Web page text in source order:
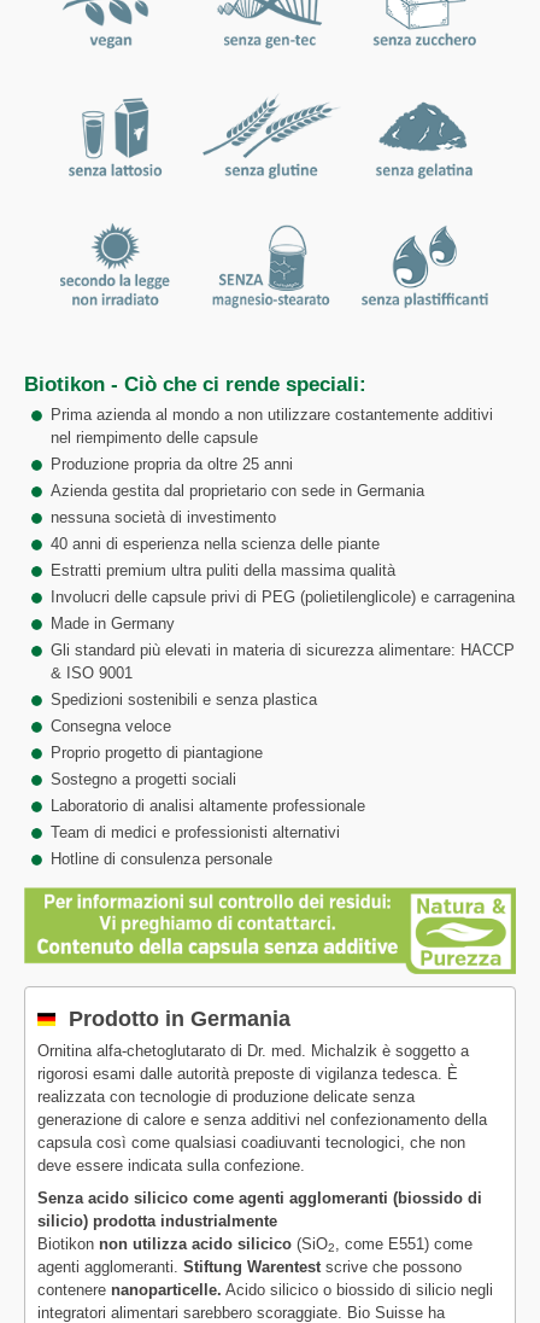
Biotikon - Ciò che ci rende speciali:
Prima azienda al mondo a non utilizzare costantemente additivi
nel riempimento delle capsule
Produzione propria da oltre 25 anni
Azienda gestita dal proprietario con sede in Germania
nessuna società di investimento
40 anni di esperienza nella scienza delle piante
Estratti premium ultra puliti della massima qualità
Involucri delle capsule privi di PEG (polietilenglicole) e carragenina
Made in Germany
Gli standard più elevati in materia di sicurezza alimentare: HACCP
& ISO 9001
Spedizioni sostenibili e senza plastica
Consegna veloce
Proprio progetto di piantagione
Sostegno a progetti sociali
Laboratorio di analisi altamente professionale
Team di medici e professionisti alternativi
Hotline di consulenza personale
Prodotto in Germania
Ornitina alfa-chetoglutarato di Dr. med. Michalzik è soggetto a
rigorosi esami dalle autorità preposte di vigilanza tedesca. È
realizzata con tecnologie di produzione delicate senza
generazione di calore e senza additivi nel confezionamento della
capsula così come qualsiasi coadiuvanti tecnologici, che non
deve essere indicata sulla confezione.
Senza acido silicico come agenti agglomeranti (biossido di
silicio) prodotta industrialmente
Biotikon non utilizza acido silicico (SiO2
, come E551) come
agenti agglomeranti. Stiftung Warentest scrive che possono
contenere nanoparticelle. Acido silicico o biossido di silicio negli
integratori alimentari sarebbero scoraggiate. Bio Suisse ha